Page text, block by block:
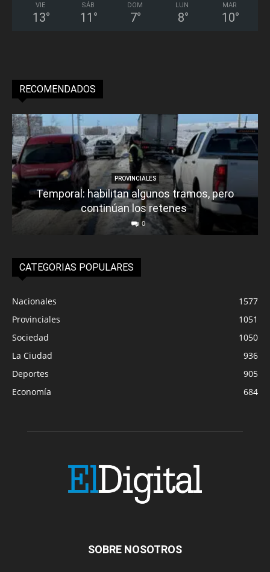
VIE
13°
SÁB
11 °
DOM
7°
LUN
8°
MAR
10°
RECOMENDADOS
PROVINCIALES
Temporal: habilitan algunos tramos, pero
continúan los retenes
0
CATEGORIAS POPULARES
Nacionales
1577
Provinciales
1051
Sociedad
1050
La Ciudad
936
Deportes
905
Economía
684
SOBRE NOSOTROS